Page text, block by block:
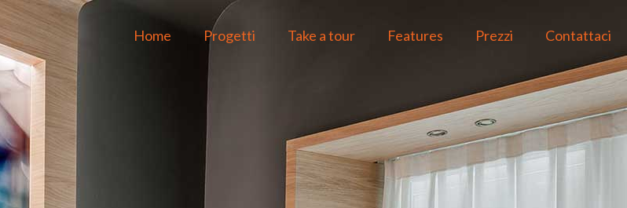
Home Progetti Take a tour Features Prezzi Contattaci